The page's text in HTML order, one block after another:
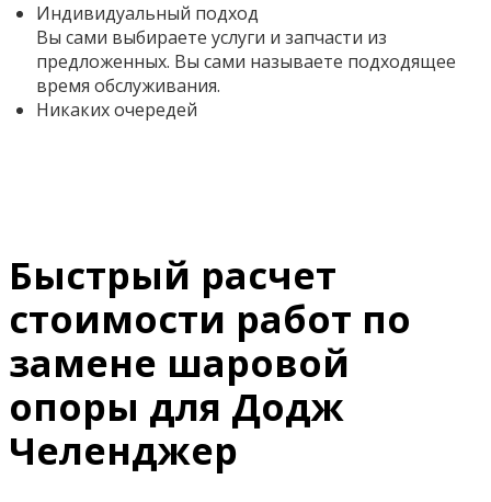
Индивидуальный подход
Вы сами выбираете услуги и запчасти из
предложенных. Вы сами называете подходящее
время обслуживания.
Никаких очередей
Быстрый расчет
стоимости работ по
замене шаровой
опоры для Додж
Челенджер